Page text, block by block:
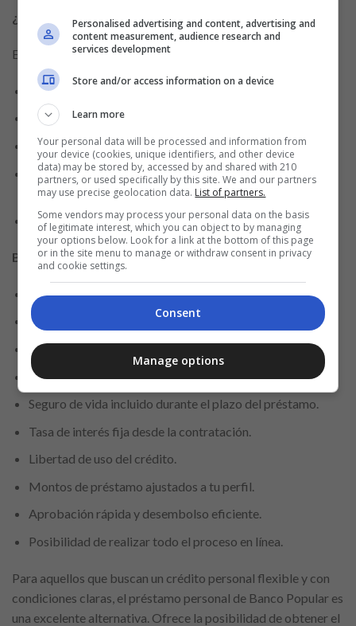
¿Cómo solicitarlo?
El proceso de solicitud es simple y se realiza en línea:
Accede al sitio web de Banco Popular.
Haz clic en “Solicitar tu crédito”.
Rellena la información solicitada en el formulario.
Avanza en el proceso y completa la propuesta de tu
préstamo personal.
Envía la solicitud al banco y espera la respuesta.
Beneficios del préstamo personal Banco Popular
Proceso de solicitud rápido y sencillo.
No requiere aval.
Opción de pago automático de las cuotas.
Plazos de devolución flexibles, entre 12 y 60 meses.
Seguro de vida incluido durante el plazo del préstamo.
Tasa de interés fija desde la contratación.
Libertad de uso del crédito.
Montos de préstamo ajustados a tu perfil.
Aprobación rápida y desembolso eficiente.
Posibilidad de realizar todo el proceso en línea.
Para aquellos que buscan un crédito personal flexible y con
condiciones claras, el préstamo personal de Banco Popular es
una excelente alternativa. Ofrece la posibilidad de obtener el
Personalised advertising and content, advertising and
content measurement, audience research and
services development
Store and/or access information on a device
Learn more
Your personal data will be processed and information from
your device (cookies, unique identifiers, and other device
data) may be stored by, accessed by and shared with 210
partners, or used specifically by this site. We and our partners
may use precise geolocation data. List of partners.
Some vendors may process your personal data on the basis
of legitimate interest, which you can object to by managing
your options below. Look for a link at the bottom of this page
or in the site menu to manage or withdraw consent in privacy
and cookie settings.
Consent
Manage options